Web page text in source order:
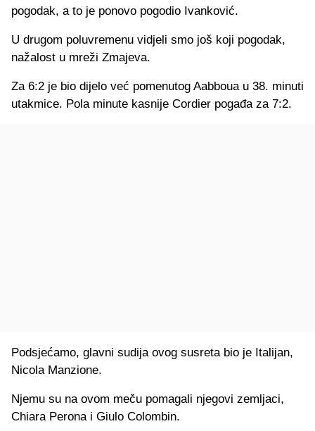
pogodak, a to je ponovo pogodio Ivanković.
U drugom poluvremenu vidjeli smo još koji pogodak,
nažalost u mreži Zmajeva.
Za 6:2 je bio dijelo već pomenutog Aabboua u 38. minuti
utakmice. Pola minute kasnije Cordier pogađa za 7:2.
Podsjećamo, glavni sudija ovog susreta bio je Italijan,
Nicola Manzione.
Njemu su na ovom meču pomagali njegovi zemljaci,
Chiara Perona i Giulo Colombin.